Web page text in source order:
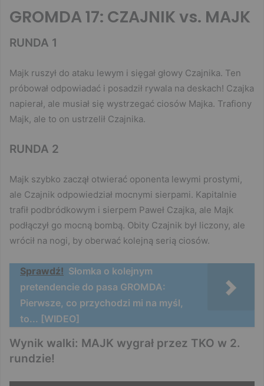
GROMDA 17: CZAJNIK vs. MAJK
RUNDA 1
Majk ruszył do ataku lewym i sięgał głowy Czajnika. Ten
próbował odpowiadać i posadził rywala na deskach! Czajka
napierał, ale musiał się wystrzegać ciosów Majka. Trafiony
Majk, ale to on ustrzelił Czajnika.
RUNDA 2
Majk szybko zaczął otwierać oponenta lewymi prostymi,
ale Czajnik odpowiedział mocnymi sierpami. Kapitalnie
trafił podbródkowym i sierpem Paweł Czajka, ale Majk
podłączył go mocną bombą. Obity Czajnik był liczony, ale
wrócił na nogi, by oberwać kolejną serią ciosów.
Sprawdź! Słomka o kolejnym
pretendencie do pasa GROMDA:
Pierwsze, co przychodzi mi na myśl,
to... [WIDEO]
Wynik walki: MAJK wygrał przez TKO w 2.
rundzie!